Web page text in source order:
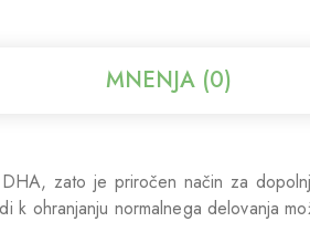
MNENJA (0)
zato je priročen način za
k ohranjanju normalnega delovanja